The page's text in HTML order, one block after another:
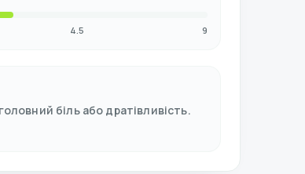
4.5 9
біль або дратівливість.